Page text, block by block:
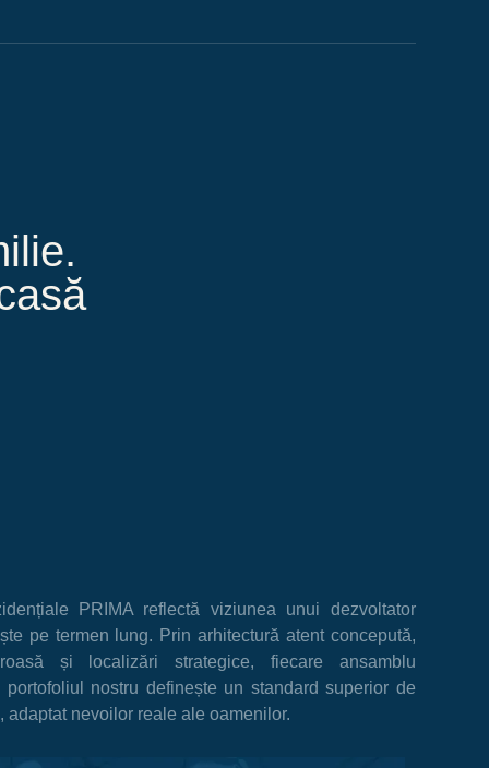
PRIMA reflectă viziunea unui dezvoltator
pe termen lung. Prin arhitectură atent concepută,
și localizări strategice, fiecare ansamblu
portofoliul nostru definește un standard superior de
adaptat nevoilor reale ale oamenilor.